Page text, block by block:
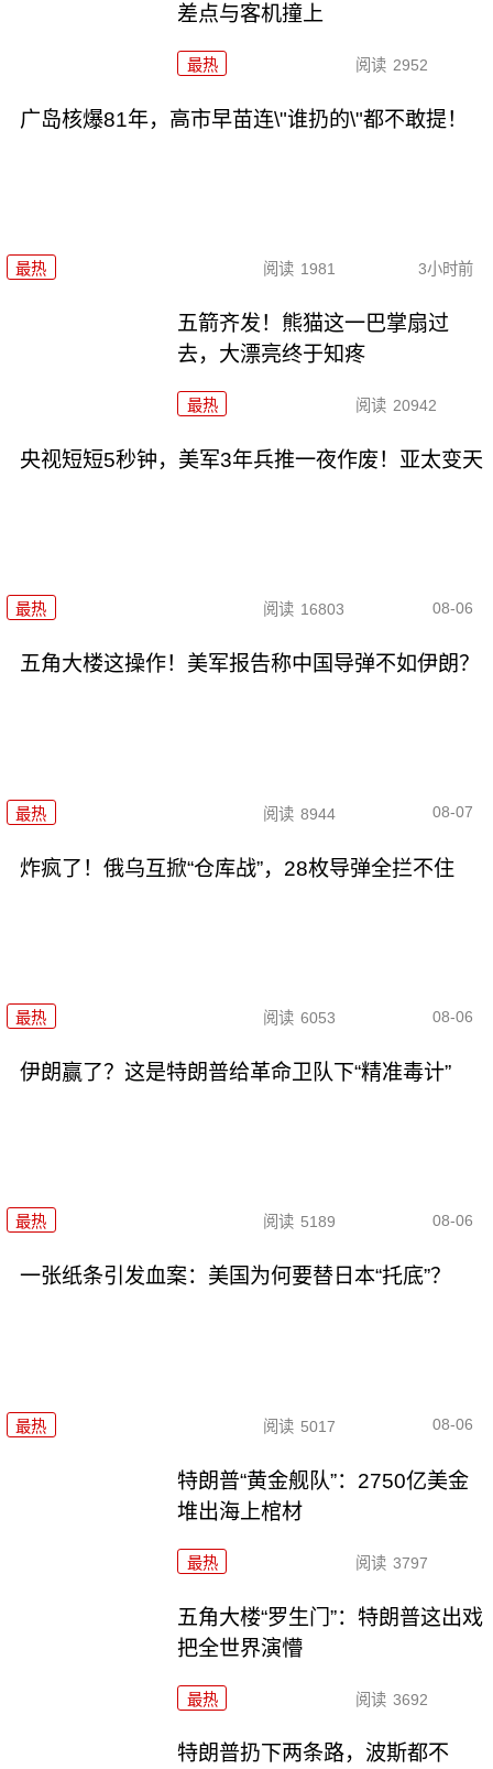
差点与客机撞上
最热 阅读 2952
广岛核爆81年，高市早苗连\"谁扔的\"都不敢提！
最热 阅读 1981 3小时前
五箭齐发！熊猫这一巴掌扇过
去，大漂亮终于知疼
最热 阅读 20942
央视短短5秒钟，美军3年兵推一夜作废！亚太变天
最热 阅读 16803 08-06
五角大楼这操作！美军报告称中国导弹不如伊朗？
最热 阅读 8944 08-07
炸疯了！俄乌互掀“仓库战”，28枚导弹全拦不住
最热 阅读 6053 08-06
伊朗赢了？这是特朗普给革命卫队下“精准毒计”
最热 阅读 5189 08-06
一张纸条引发血案：美国为何要替日本“托底”？
最热 阅读 5017 08-06
特朗普“黄金舰队”：2750亿美金
堆出海上棺材
最热 阅读 3797
五角大楼“罗生门”：特朗普这出戏
把全世界演懵
最热 阅读 3692
特朗普扔下两条路，波斯都不